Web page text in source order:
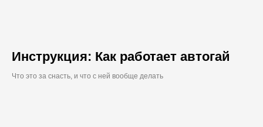
Инструкция: Как работает автогай
Что это за снасть, и что с ней вообще делать